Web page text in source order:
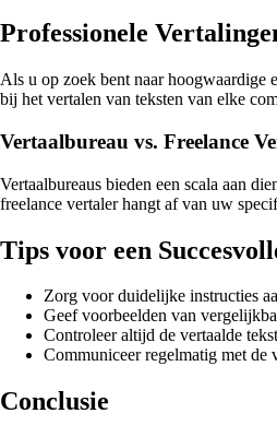
Professionele
Als u op zoek bent naar hoogwaardige
bij het vertalen van teksten van elke
Vertaalbureau vs. Freelance
Vertaalbureaus bieden een scala aan
freelance vertaler hangt af van uw
Tips voor een
Zorg voor duidelijke instructies
Geef voorbeelden van
Controleer altijd de vertaalde
Communiceer regelmatig met de
Conclusie